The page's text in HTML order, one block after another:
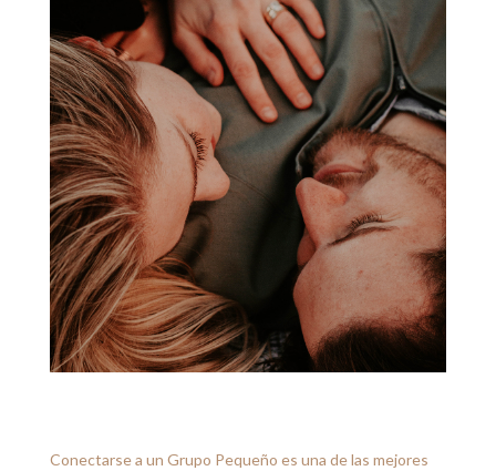
Conectarse a un Grupo Pequeño es una de las mejores